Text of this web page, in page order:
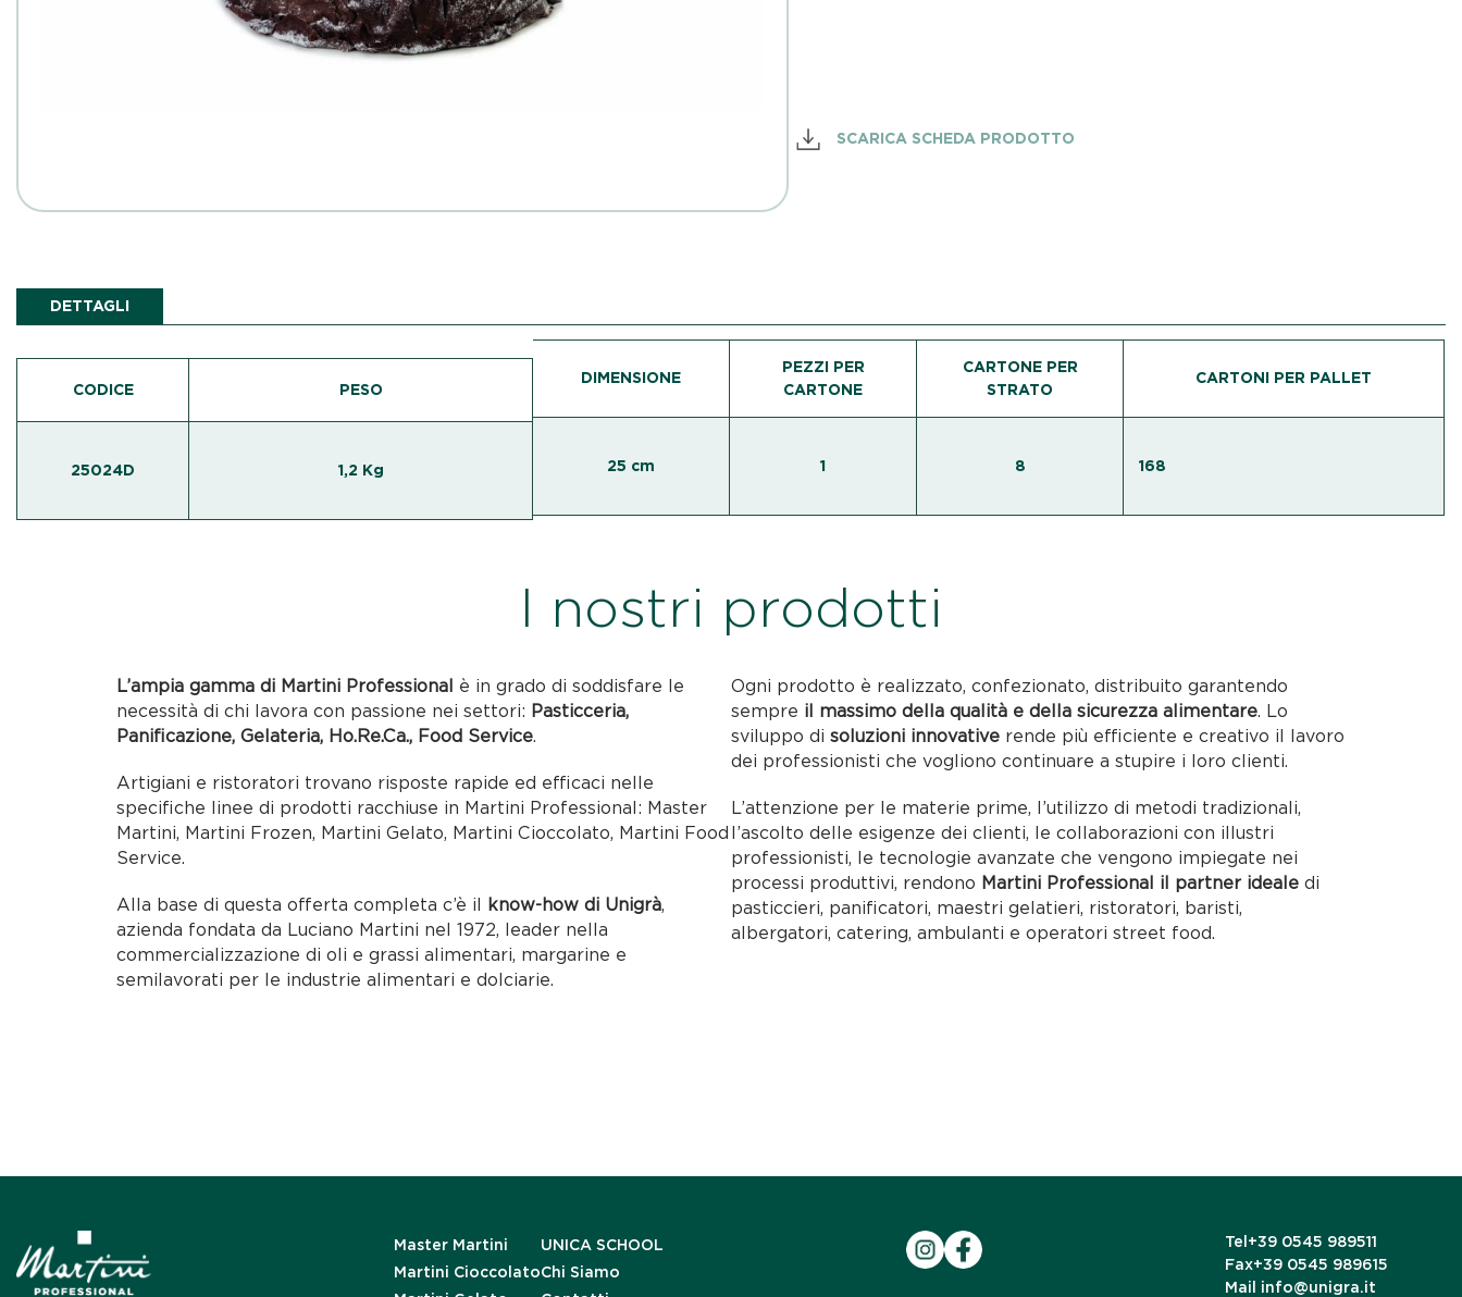
SCARICA SCHEDA PRODOTTO
DETTAGLI
CODICE PESO
25024D 1,2 Kg
DIMENSIONE
PEZZI PER
CARTONE
CARTONE PER
STRATO
CARTONI PER PALLET
25 cm 1 8 168
I nostri prodotti
L’ampia gamma di Martini Professional è in grado di soddisfare le
necessità di chi lavora con passione nei settori: Pasticceria,
Panificazione, Gelateria, Ho.Re.Ca., Food Service.
Artigiani e ristoratori trovano risposte rapide ed efficaci nelle
specifiche linee di prodotti racchiuse in Martini Professional: Master
Martini, Martini Frozen, Martini Gelato, Martini Cioccolato, Martini Food
Service.
Alla base di questa offerta completa c’è il know-how di Unigrà,
azienda fondata da Luciano Martini nel 1972, leader nella
commercializzazione di oli e grassi alimentari, margarine e
semilavorati per le industrie alimentari e dolciarie.
Ogni prodotto è realizzato, confezionato, distribuito garantendo
sempre il massimo della qualità e della sicurezza alimentare. Lo
sviluppo di soluzioni innovative rende più efficiente e creativo il lavoro
dei professionisti che vogliono continuare a stupire i loro clienti.
L’attenzione per le materie prime, l’utilizzo di metodi tradizionali,
l’ascolto delle esigenze dei clienti, le collaborazioni con illustri
professionisti, le tecnologie avanzate che vengono impiegate nei
processi produttivi, rendono Martini Professional il partner ideale di
pasticcieri, panificatori, maestri gelatieri, ristoratori, baristi,
albergatori, catering, ambulanti e operatori street food.
Master Martini
Martini Cioccolato
UNICA SCHOOL
Chi Siamo
Tel +39 0545 989511
Fax+39 0545 989615
Mail info@unigra.it